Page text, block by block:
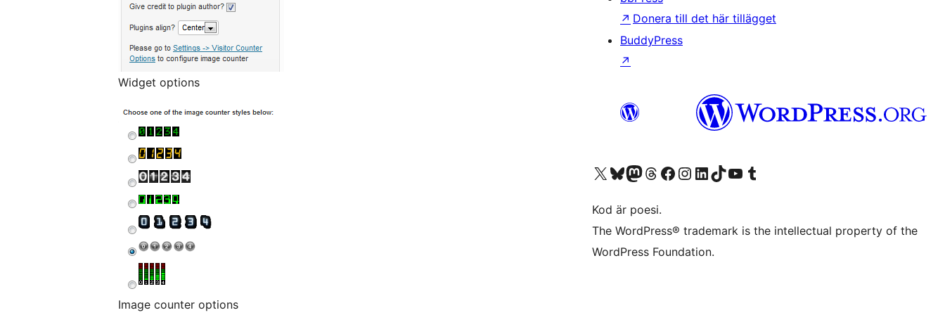
Widget options
Image counter options
Donera till det här tillägget
↗
BuddyPress
↗
Besök vår X-konto (f.d. Twitter)
Besök vårt Bluesky-konto
Besök vårt Mastodon-konto
Besök vårt Thread-konto
Besök vår Facebook-sidaBesök vårt Instagram-konto
Besök vårt LinkedIn-konto
Besök vårt TikTok-konto
Besök vår YouTube-kanalBesök vårt Tumblr-konto
Kod är poesi.
The WordPress® trademark is the intellectual property of the
WordPress Foundation.